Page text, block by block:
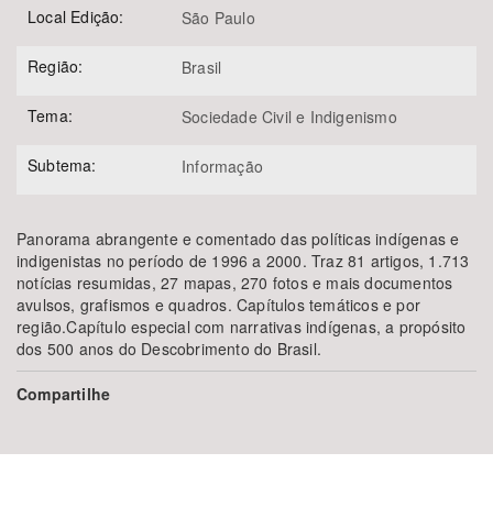
Local Edição: São Paulo
Região: Brasil
Tema: Sociedade Civil e Indigenismo
Subtema: Informação
Panorama abrangente e comentado das políticas indígenas e
indigenistas no período de 1996 a 2000. Traz 81 artigos, 1.713
notícias resumidas, 27 mapas, 270 fotos e mais documentos
avulsos, grafismos e quadros. Capítulos temáticos e por
região.Capítulo especial com narrativas indígenas, a propósito
dos 500 anos do Descobrimento do Brasil.
Compartilhe